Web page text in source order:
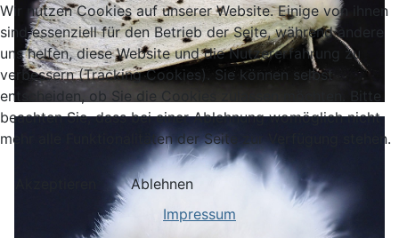
Wir nutzen Cookies auf unserer Website. Einige von ihnen
sind essenziell für den Betrieb der Seite, während andere
uns helfen, diese Website und die Nutzererfahrung zu
verbessern (Tracking Cookies). Sie können selbst
entscheiden, ob Sie die Cookies zulassen möchten. Bitte
beachten Sie, dass bei einer Ablehnung womöglich nicht
mehr alle Funktionalitäten der Seite zur Verfügung stehen.
Ablehnen
Impressum